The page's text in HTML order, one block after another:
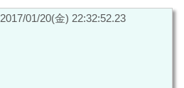
2017/01/20(金) 22:32:52.23